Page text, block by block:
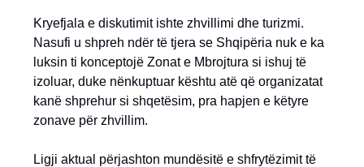
Kryefjala e diskutimit ishte zhvillimi dhe turizmi.
Nasufi u shpreh ndër të tjera se Shqipëria nuk e ka
luksin ti konceptojë Zonat e Mbrojtura si ishuj të
izoluar, duke nënkuptuar kështu atë që organizatat
kanë shprehur si shqetësim, pra hapjen e këtyre
zonave për zhvillim.
Ligji aktual përjashton mundësitë e shfrytëzimit të